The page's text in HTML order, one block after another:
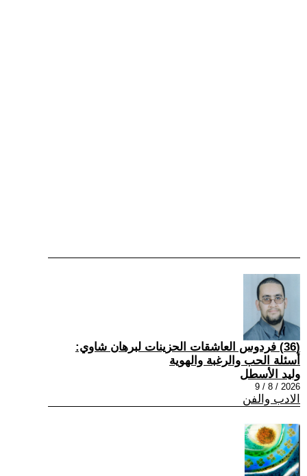
(36) فردوس العاشقات الحزينات لبرهان شاوي:
أسئلة الحب والرغبة والهوية
وليد الأسطل
2026 / 8 / 9
الادب والفن